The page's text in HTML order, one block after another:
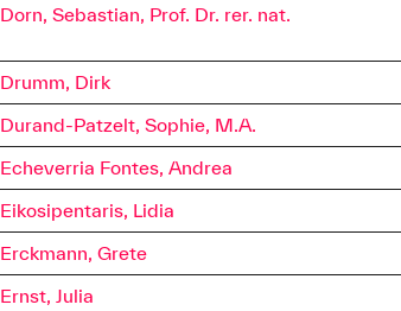
Dorn, Sebastian, Prof. Dr. rer. nat.
Drumm, Dirk
Durand-Patzelt, Sophie, M.A.
Echeverria Fontes, Andrea
Eikosipentaris, Lidia
Erckmann, Grete
Ernst, Julia